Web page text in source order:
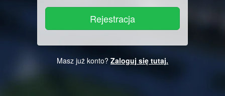
Masz już konto? Zaloguj się tutaj.